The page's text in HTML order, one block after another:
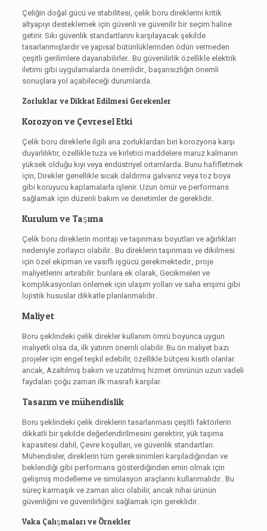
Çeliğin doğal gücü ve stabilitesi, çelik boru direklerini kritik
altyapıyı desteklemek için güvenli ve güvenilir bir seçim haline
getirir. Sıkı güvenlik standartlarını karşılayacak şekilde
tasarlanmışlardır ve yapısal bütünlüklerinden ödün vermeden
çeşitli gerilimlere dayanabilirler.. Bu güvenilirlik özellikle elektrik
iletimi gibi uygulamalarda önemlidir., başarısızlığın önemli
sonuçlara yol açabileceği durumlarda.
Zorluklar ve Dikkat Edilmesi Gerekenler
Korozyon ve Çevresel Etki
Çelik boru direklerle ilgili ana zorluklardan biri korozyona karşı
duyarlılıktır, özellikle tuza ve kirletici maddelere maruz kalmanın
yüksek olduğu kıyı veya endüstriyel ortamlarda. Bunu hafifletmek
için, Direkler genellikle sıcak daldırma galvaniz veya toz boya
gibi koruyucu kaplamalarla işlenir. Uzun ömür ve performans
sağlamak için düzenli bakım ve denetimler de gereklidir..
Kurulum ve Taşıma
Çelik boru direklerin montajı ve taşınması boyutları ve ağırlıkları
nedeniyle zorlayıcı olabilir.. Bu direklerin taşınması ve dikilmesi
için özel ekipman ve vasıflı işgücü gerekmektedir., proje
maliyetlerini artırabilir. bunlara ek olarak, Gecikmeleri ve
komplikasyonları önlemek için ulaşım yolları ve saha erişimi gibi
lojistik hususlar dikkatle planlanmalıdır..
Maliyet
Boru şeklindeki çelik direkler kullanım ömrü boyunca uygun
maliyetli olsa da, ilk yatırım önemli olabilir. Bu ön maliyet bazı
projeler için engel teşkil edebilir, özellikle bütçesi kısıtlı olanlar.
ancak, Azaltılmış bakım ve uzatılmış hizmet ömrünün uzun vadeli
faydaları çoğu zaman ilk masrafı karşılar.
Tasarım ve mühendislik
Boru şeklindeki çelik direklerin tasarlanması çeşitli faktörlerin
dikkatli bir şekilde değerlendirilmesini gerektirir, yük taşıma
kapasitesi dahil, Çevre koşulları, ve güvenlik standartları.
Mühendisler, direklerin tüm gereksinimleri karşıladığından ve
beklendiği gibi performans gösterdiğinden emin olmak için
gelişmiş modelleme ve simülasyon araçlarını kullanmalıdır.. Bu
süreç karmaşık ve zaman alıcı olabilir, ancak nihai ürünün
güvenliğini ve güvenilirliğini sağlamak için gereklidir..
Vaka Çalışmaları ve Örnekler